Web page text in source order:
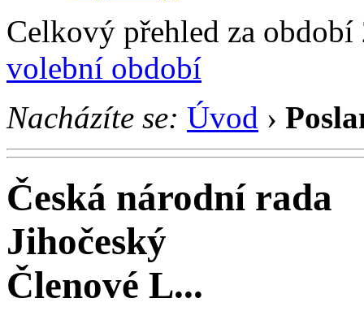
Celkový přehled za
volební období
Nacházíte se: Úvod ›
Česká národní rada
Jihočeský
Členové L...